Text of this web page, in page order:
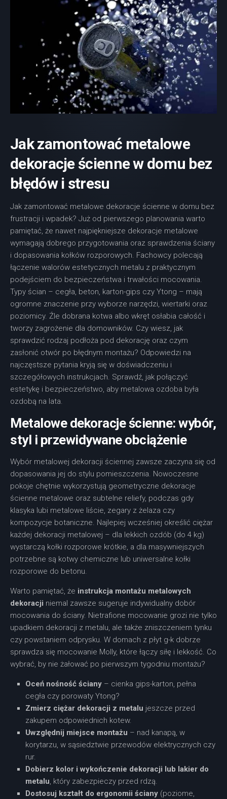
Jak zamontować metalowe
dekoracje ścienne w domu bez
błędów i stresu
Jak zamontować metalowe dekoracje ścienne w domu bez
frustracji i wpadek? Już od pierwszego planowania warto
pamiętać, że nawet najpiękniejsze dekoracje metalowe
wymagają dobrego przygotowania oraz sprawdzenia ściany
i dopasowania kołków rozporowych. Fachowcy polecają
łączenie walorów estetycznych metalu z praktycznym
podejściem do bezpieczeństwa i trwałości mocowania.
Typy ścian – cegła, beton, karton-gips czy Ytong – mają
ogromne znaczenie przy wyborze narzędzi, wiertarki oraz
poziomicy. Źle dobrana kotwa albo wkręt osłabia całość i
tworzy zagrożenie dla domowników. Czy wiesz, jak
sprawdzić rodzaj podłoża pod dekorację oraz czym
zasłonić otwór po błędnym montażu? Odpowiedzi na
najczęstsze pytania kryją się w doświadczeniu i
szczegółowych instrukcjach. Sprawdź, jak połączyć
estetykę i bezpieczeństwo, aby metalowa ozdoba była
ozdobą na lata.
Metalowe dekoracje ścienne: wybór,
styl i przewidywane obciążenie
Wybór metalowej dekoracji ściennej zawsze zaczyna się od
dopasowania jej do stylu pomieszczenia. Nowoczesne
pokoje chętnie wykorzystują geometryczne dekoracje
ścienne metalowe oraz subtelne reliefy, podczas gdy
klasyka lubi metalowe liście, zegary z żelaza czy
kompozycje botaniczne. Najlepiej wcześniej określić ciężar
każdej dekoracji metalowej – dla lekkich ozdób (do 4 kg)
wystarczą kołki rozporowe krótkie, a dla masywniejszych
potrzebne są kotwy chemiczne lub uniwersalne kołki
rozporowe do betonu.
Warto pamiętać, że instrukcja montażu metalowych
dekoracji niemal zawsze sugeruje indywidualny dobór
mocowania do ściany. Nietrafione mocowanie grozi nie tylko
upadkiem dekoracji z metalu, ale także zniszczeniem tynku
czy powstaniem odprysku. W domach z płyt g-k dobrze
sprawdza się mocowanie Molly, które łączy siłę i lekkość. Co
wybrać, by nie żałować po pierwszym tygodniu montażu?
Oceń nośność ściany – cienka gips-karton, pełna
cegła czy porowaty Ytong?
Zmierz ciężar dekoracji z metalu jeszcze przed
zakupem odpowiednich kotew.
Uwzględnij miejsce montażu – nad kanapą, w
korytarzu, w sąsiedztwie przewodów elektrycznych czy
rur.
Dobierz kolor i wykończenie dekoracji lub lakier do
metalu, który zabezpieczy przed rdzą.
Dostosuj kształt do ergonomii ściany (poziome,